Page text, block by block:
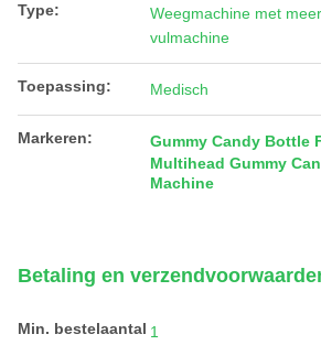
Type:
Weegmachine met
vulmachine
Toepassing: Medisch
Markeren: Gummy Candy Bottle
Multihead Gummy
Machine
Betaling en
Min. bestelaantal 1